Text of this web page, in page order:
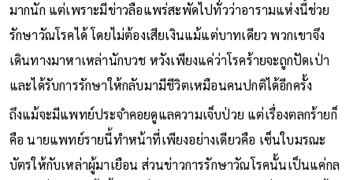
มากนัก แต่เพราะมีข่าวลือแพร่สะพัดไปทั่วว่าอารามแห่งนี้ช่วย
รักษาวัณโรคได้ โดยไม่ต้องเสียเงินแม้แต่บาทเดียว พวกเขาจึง
เดินทางมาหาเหล่านักบวช หวังเพียงแค่ว่าโรคร้ายจะถูกปัดเป่า
และได้รับการรักษาให้กลับมามีชีวิตเหมือนคนปกติได้อีกครั้ง
ถึงแม้จะมีแพทย์ประจำคอยดูแลความเจ็บป่วย แต่เรื่องตลกร้ายก็
คือ นายแพทย์รายนี้ทำหน้าที่เพียงอย่างเดียวคือ เซ็นใบมรณะ
บัตรให้กับเหล่าผู้มาเยือน ส่วนข่าวการรักษาวัณโรคนั้นเป็นแค่กล